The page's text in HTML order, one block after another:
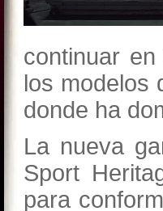
continuar
los modelos
donde ha
La nueva
Sport
para